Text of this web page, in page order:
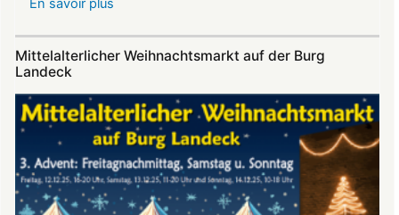
En savoir plus
Burg
Mittelalterlicher Weihnachtsmarkt auf der Burg
Landeck